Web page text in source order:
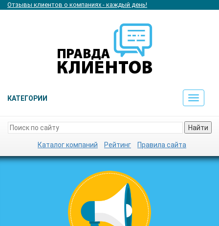
Отзывы клиентов о компаниях - каждый день!
КАТЕГОРИИ
Toggle
Найти
Каталог компаний Рейтинг Правила сайта